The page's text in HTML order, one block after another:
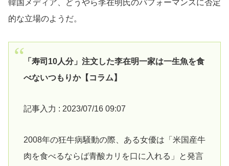
韓国メディア、どうやら李在明氏のパフォーマンスに否定
的な立場のようだ。
「寿司10人分」注文した李在明一家は一生魚を食
べないつもりか【コラム】
記事入力 : 2023/07/16 09:07
2008年の狂牛病騒動の際、ある女優は「米国産牛
肉を食べるならば青酸カリを口に入れる」と発言